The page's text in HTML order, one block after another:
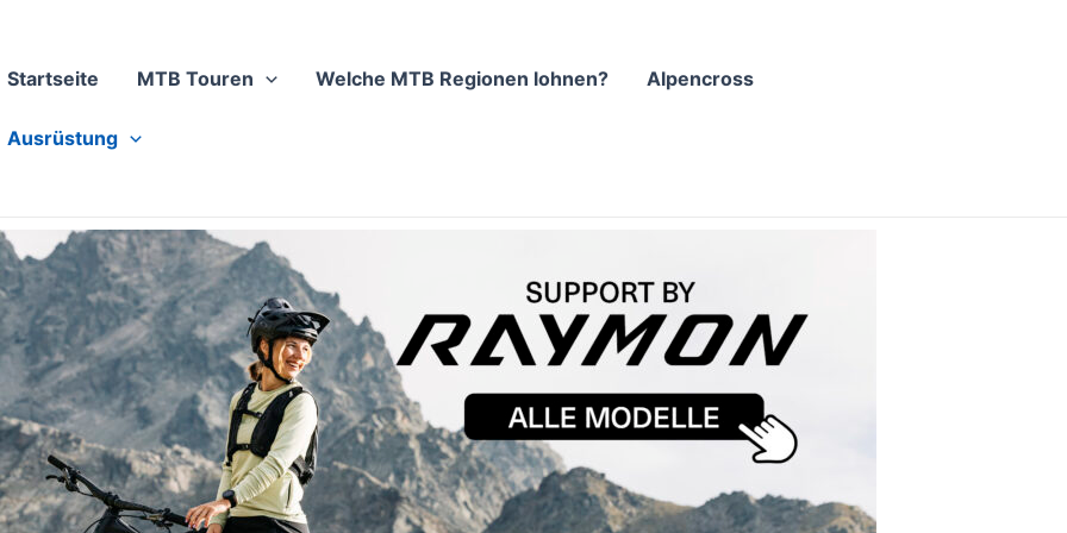
Startseite MTB Touren Welche MTB Regionen lohnen? Alpencross
Ausrüstung